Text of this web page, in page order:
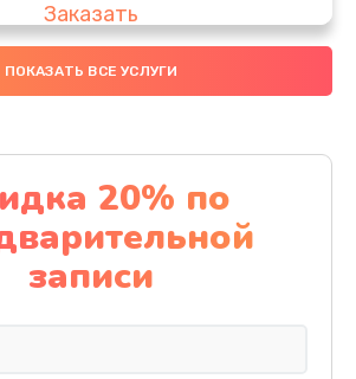
Заказать
после залития
Заказать
электроплаты
1320 руб.
Заказать
ПОКАЗАТЬ ВСЕ УСЛУГИ
20% по
записи